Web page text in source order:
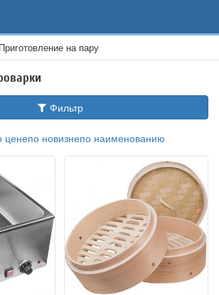
Приготовление на пару
Фильтр
ценепо новизнепо наименованию